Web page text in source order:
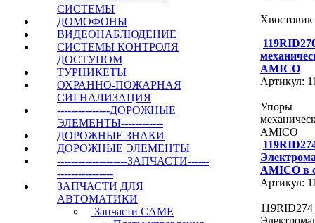
СИСТЕМЫ
ДОМОФОНЫ
ВИДЕОНАБЛЮДЕНИЕ
СИСТЕМЫ КОНТРОЛЯ
ДОСТУПОМ
ТУРНИКЕТЫ
ОХРАННО-ПОЖАРНАЯ
СИГНАЛИЗАЦИЯ
---------------ДОРОЖНЫЕ
ЭЛЕМЕНТЫ------------
ДОРОЖНЫЕ ЗНАКИ
ДОРОЖНЫЕ ЭЛЕМЕНТЫ
--------------------ЗАПЧАСТИ------
----------------
ЗАПЧАСТИ ДЛЯ
АВТОМАТИКИ
Запчасти CAME
AMICO
Артикул:
Упоры
AMICO
AMICO в
Артикул:
119RID274